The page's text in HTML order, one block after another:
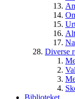
Diverse
Biblioteket